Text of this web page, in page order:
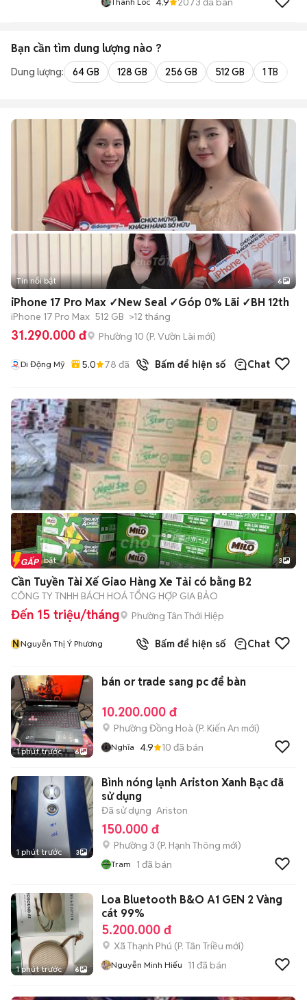
Bạn cần tìm dung lượng nào ?
Dung lượng: 64 GB 128 GB 256 GB 512 GB 1 TB
+2
Tin nổi bật 6
iPhone 17 Pro Max ✓New Seal ✓Góp 0% Lãi ✓BH 12th
iPhone 17 Pro Max 512 GB >12 tháng
31.290.000 đ Phường 10 (P. Vườn Lài mới)
Di Động Mỹ 5.0 78 đã bán Bấm để hiện số Chat
Tin nổi bật 3
Cần Tuyền Tài Xế Giao Hàng Xe Tải có bằng B2
CÔNG TY TNHH BÁCH HOÁ TỔNG HỢP GIA BẢO
Đến 15 triệu/tháng Phường Tân Thới Hiệp
NNguyễn Thị Ý Phương Bấm để hiện số Chat
1 phút trước 6
bán or trade sang pc để bàn
10.200.000 đ
Phường Đồng Hoà (P. Kiến An mới)
Nghĩa 4.9 10 đã bán
1 phút trước 3
Bình nóng lạnh Ariston Xanh Bạc đã
sử dụng
Đã sử dụng Ariston
150.000 đ
Phường 3 (P. Hạnh Thông mới)
Tram 1 đã bán
1 phút trước 6
Loa Bluetooth B&O A1 GEN 2 Vàng
cát 99%
5.200.000 đ
Xã Thạnh Phú (P. Tân Triều mới)
Nguyễn Minh Hiếu 11 đã bán